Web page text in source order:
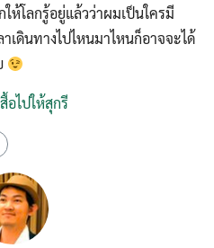
ห้โลกรู้อยู่แล้วว่าผมเป็นใครมี
เดินทางไปไหนมาไหนก็อาจจะได้
สื้อไปให้สุกรี